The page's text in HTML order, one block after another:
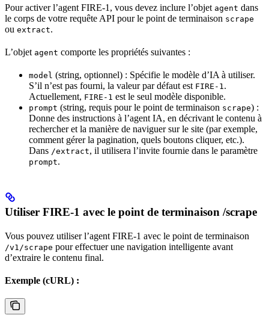
Pour activer l’agent FIRE-1, vous devez inclure l’objet agent dans
le corps de votre requête API pour le point de terminaison scrape
ou extract.
L’objet agent comporte les propriétés suivantes :
model (string, optionnel) : Spécifie le modèle d’IA à utiliser.
S’il n’est pas fourni, la valeur par défaut est FIRE-1.
Actuellement, FIRE-1 est le seul modèle disponible.
prompt (string, requis pour le point de terminaison scrape) :
Donne des instructions à l’agent IA, en décrivant le contenu à
rechercher et la manière de naviguer sur le site (par exemple,
comment gérer la pagination, quels boutons cliquer, etc.).
Dans /extract, il utilisera l’invite fournie dans le paramètre
prompt.
Utiliser FIRE-1 avec le point de terminaison /scrape
Vous pouvez utiliser l’agent FIRE-1 avec le point de terminaison
/v1/scrape pour effectuer une navigation intelligente avant
d’extraire le contenu final.
Exemple (cURL) :